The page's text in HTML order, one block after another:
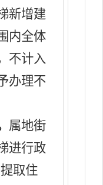
新增建
内全体
不计入
办理不
属地街
进行政
取住